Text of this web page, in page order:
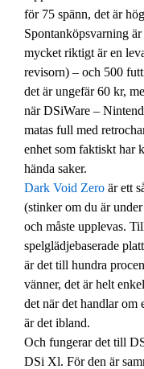
för 75 spänn, det är
Spontanköpsvarning
mycket riktigt är en
revisorn) – och 500
det är ungefär 60 kr,
när DSiWare –
matas full med
enhet som faktiskt har
hända saker.
Dark Void Zero är ett
(stinker om du är
och måste upplevas.
spelglädjebaserade
är det till hundra
vänner, det är helt
det när det handlar om
är det ibland.
Och fungerar det till
DSi Xl. För den är